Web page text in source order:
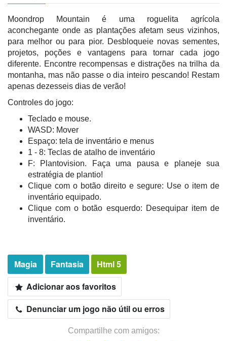
Moondrop Mountain é uma roguelita agrícola
aconchegante onde as plantações afetam seus vizinhos,
para melhor ou para pior. Desbloqueie novas sementes,
projetos, poções e vantagens para tornar cada jogo
diferente. Encontre recompensas e distrações na trilha da
montanha, mas não passe o dia inteiro pescando! Restam
apenas dezesseis dias de verão!
Controles do jogo:
Teclado e mouse.
WASD: Mover
Espaço: tela de inventário e menus
1 - 8: Teclas de atalho de inventário
F: Plantovision. Faça uma pausa e planeje sua
estratégia de plantio!
Clique com o botão direito e segure: Use o item de
inventário equipado.
Clique com o botão esquerdo: Desequipar item de
inventário.
Magia Fantasia
Html 5
Adicionar aos favoritos
Denunciar um jogo não útil ou erros
Compartilhe com amigos: